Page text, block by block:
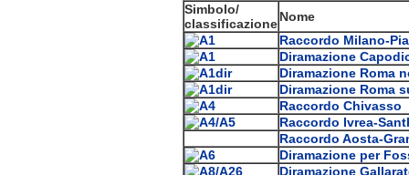
Simbolo/
classificazioneNome
Raccordo Milano-
Diramazione
Diramazione Roma
Diramazione Roma
Raccordo Chivasso
Raccordo Ivrea-
Raccordo Aosta-
Diramazione per
Diramazione